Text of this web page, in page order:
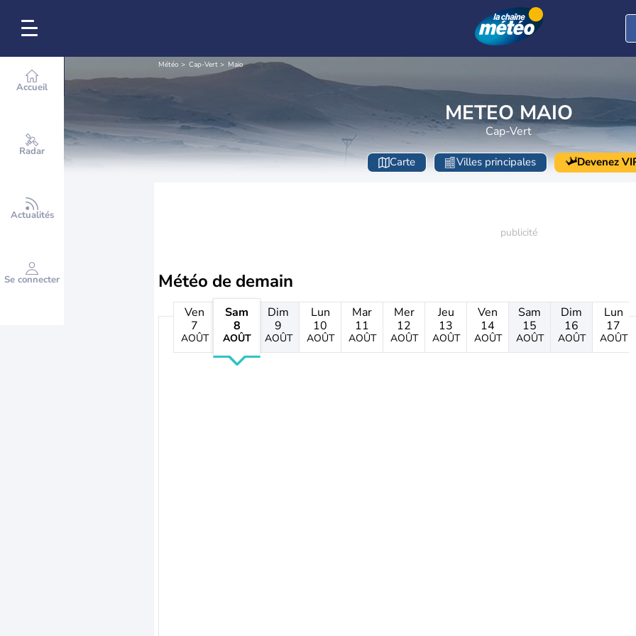
Accueil
Radar
Actualités
Se connecter
Météo Cap-Vert Maio
METEO MAIO
Cap-Vert
Carte Villes principales Devenez
Météo de demain
Ven
7
AOÛT
Sam
8
AOÛT
Dim
9
AOÛT
Lun
10
AOÛT
Mar
11
AOÛT
Mer
12
AOÛT
Jeu
13
AOÛT
Ven
14
AOÛT
Sam
15
AOÛT
Dim
16
AOÛT
Lun
17
AOÛT